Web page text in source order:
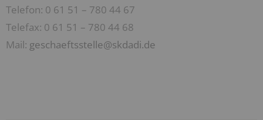
Telefon: 0 61 51 – 780 44 67
Telefax: 0 61 51 – 780 44 68
Mail: geschaeftsstelle@skdadi.de